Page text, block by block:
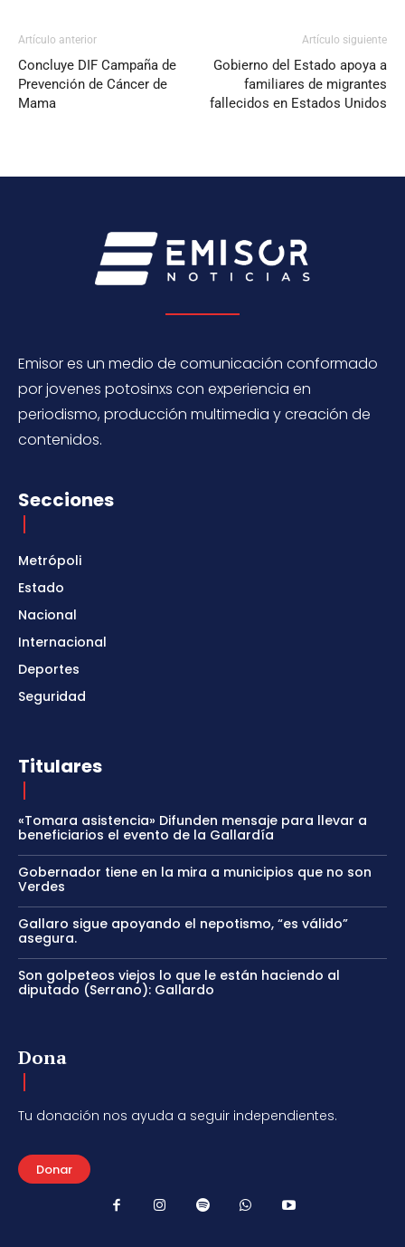
Artículo anterior
Concluye DIF Campaña de
Prevención de Cáncer de
Mama
Artículo siguiente
Gobierno del Estado apoya a
familiares de migrantes
fallecidos en Estados Unidos
Emisor es un medio de comunicación conformado
por jovenes potosinxs con experiencia en
periodismo, producción multimedia y creación de
contenidos.
Secciones
Metrópoli
Estado
Nacional
Internacional
Deportes
Seguridad
Titulares
«Tomara asistencia» Difunden mensaje para llevar a
beneficiarios el evento de la Gallardía
Gobernador tiene en la mira a municipios que no son
Verdes
Gallaro sigue apoyando el nepotismo, “es válido”
asegura.
Son golpeteos viejos lo que le están haciendo al
diputado (Serrano): Gallardo
Dona
Tu donación nos ayuda a seguir independientes.
Donar